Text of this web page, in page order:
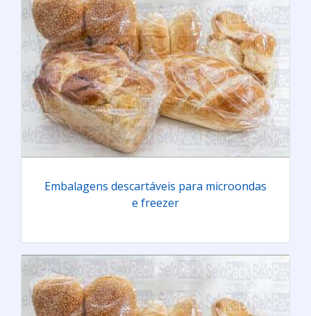
Embalagens descartáveis para microondas
e freezer